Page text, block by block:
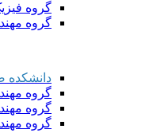
گروه
گروه
دانشکده
گروه
گروه
گروه